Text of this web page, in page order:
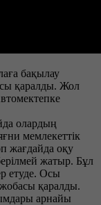
бақылау
қаралды. Жол
олардың
мемлекеттік
жағдайда оқу
жатыр. Бұл
етуде. Осы
жобасы қаралды.
арнайы